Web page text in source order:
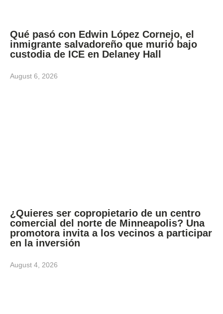
Qué pasó con Edwin López Cornejo, el
inmigrante salvadoreño que murió bajo
custodia de ICE en Delaney Hall
August 6, 2026
¿Quieres ser copropietario de un centro
comercial del norte de Minneapolis? Una
promotora invita a los vecinos a participar
en la inversión
August 4, 2026